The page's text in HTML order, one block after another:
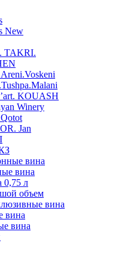
New
TAKRI.
KOUASH
Winery
Jan
вина
вина
0,75 л
объем
вина
вина
вина